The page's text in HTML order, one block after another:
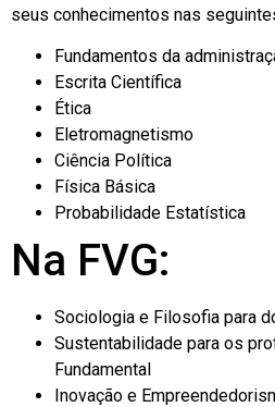
seus conhecimentos nas
Fundamentos da
Escrita Científica
Ética
Eletromagnetismo
Ciência Política
Física Básica
Probabilidade Estatística
Na FVG:
Sociologia e Filosofia para
Sustentabilidade para os
Fundamental
Inovação e